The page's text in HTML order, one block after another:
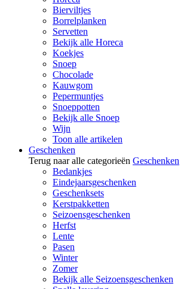
Bierviltjes
Borrelplanken
Servetten
Bekijk alle Horeca
Koekjes
Snoep
Chocolade
Kauwgom
Pepermuntjes
Snoeppotten
Bekijk alle Snoep
Wijn
Toon alle artikelen
Geschenken
Terug naar alle categorieën Geschenken
Bedankjes
Eindejaarsgeschenken
Geschenksets
Kerstpakketten
Seizoensgeschenken
Herfst
Lente
Pasen
Winter
Zomer
Bekijk alle Seizoensgeschenken